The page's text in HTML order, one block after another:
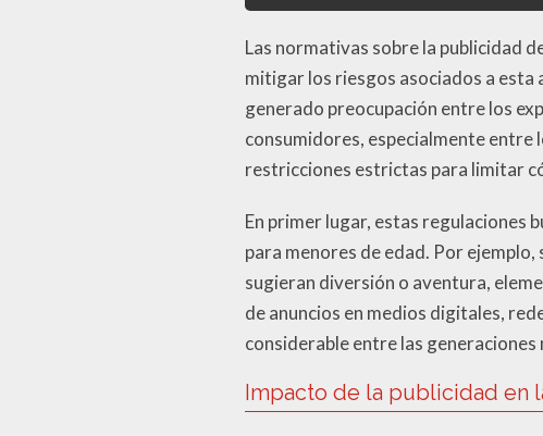
Las normativas sobre la publicidad
mitigar los riesgos asociados a esta
generado preocupación entre los
consumidores, especialmente entre
restricciones estrictas para limitar
En primer lugar, estas regulaciones
para menores de edad. Por
sugieran diversión o aventura,
de anuncios en medios digitales,
considerable entre las generaciones
Impacto de la publicidad en